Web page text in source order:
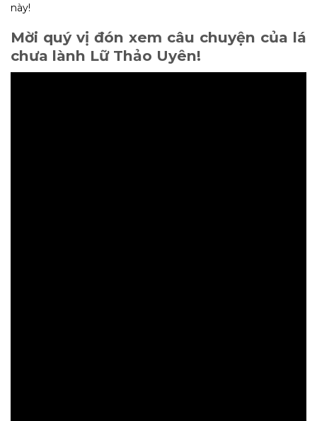
này!
Mời quý vị đón xem câu chuyện của lá
chưa lành Lữ Thảo Uyên!